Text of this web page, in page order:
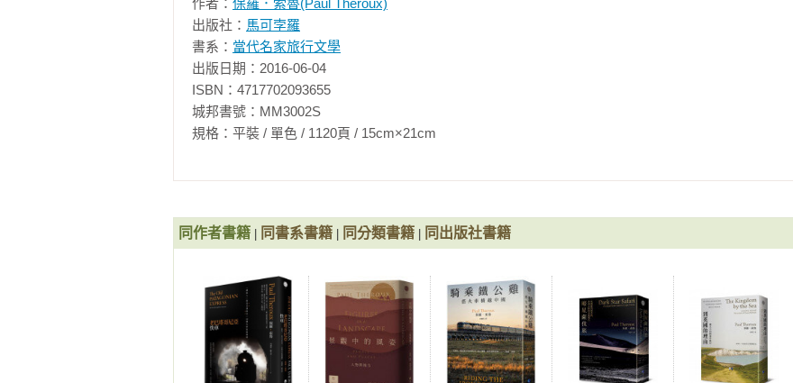
常一下子視破許多人間的虛偽，對凡夫俗子的愚言愚行尤其有敏感的了解與記錄，我們不要忘了他
的另一個身分是小說家，日常生活的荒謬有時是比壯麗景觀更值得記錄的事。
索魯最銳不可當的反省在於他對「旅行書寫」的觀察，譬如說多數的旅遊作品的「美滿結局」
是回家，他就寫下了一本「旅行者沒回家」的奇特旅行書(《大洋洲的快樂島嶼》)；又譬如說，多數
的旅行作品的重心在一個獨特的「旅遊地」，索魯就刻意創造一個沒有旅遊地的旅程，也就是我們
在《大洋洲的快樂島嶼》裡，作者離家時忍受不住離婚的痛苦(「當我獨自一人，基於習慣，我
並寫道：「當你快樂時就像是回家了。」索魯不是不知道旅行作品是要回家的，只是他自覺地用了
另一種回家的概念，一場旅行連結了兩個婚姻(或關係)，一個人在旅行中變身並且治療，以另一個新
的自己出現，旅行就該結束了。
在《老巴塔哥尼亞快車》裡，索魯一開始就短暫提到另一本旅行經典《察沃的食人魔》(The
作者： 保羅．索魯(Paul Theroux)
出版社： 馬可孛羅
書系： 當代名家旅行文學
出版日期：2016-06-04
ISBN：4717702093655
城邦書號：MM3002S
規格：平裝 / 單色 / 1120頁 / 15cm×21cm
同作者書籍 同書系書籍 同分類書籍 同出版社書籍